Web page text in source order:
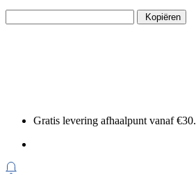
Kopiëren
Gratis levering afhaalpunt vanaf €30.